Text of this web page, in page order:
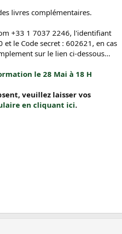
livres complémentaires.
+33 1 7037 2246, l'identifiant
le Code secret : 602621, en cas
sur le lien ci-dessous...
le 28 Mai à 18 H
veuillez laisser vos
en cliquant ici.